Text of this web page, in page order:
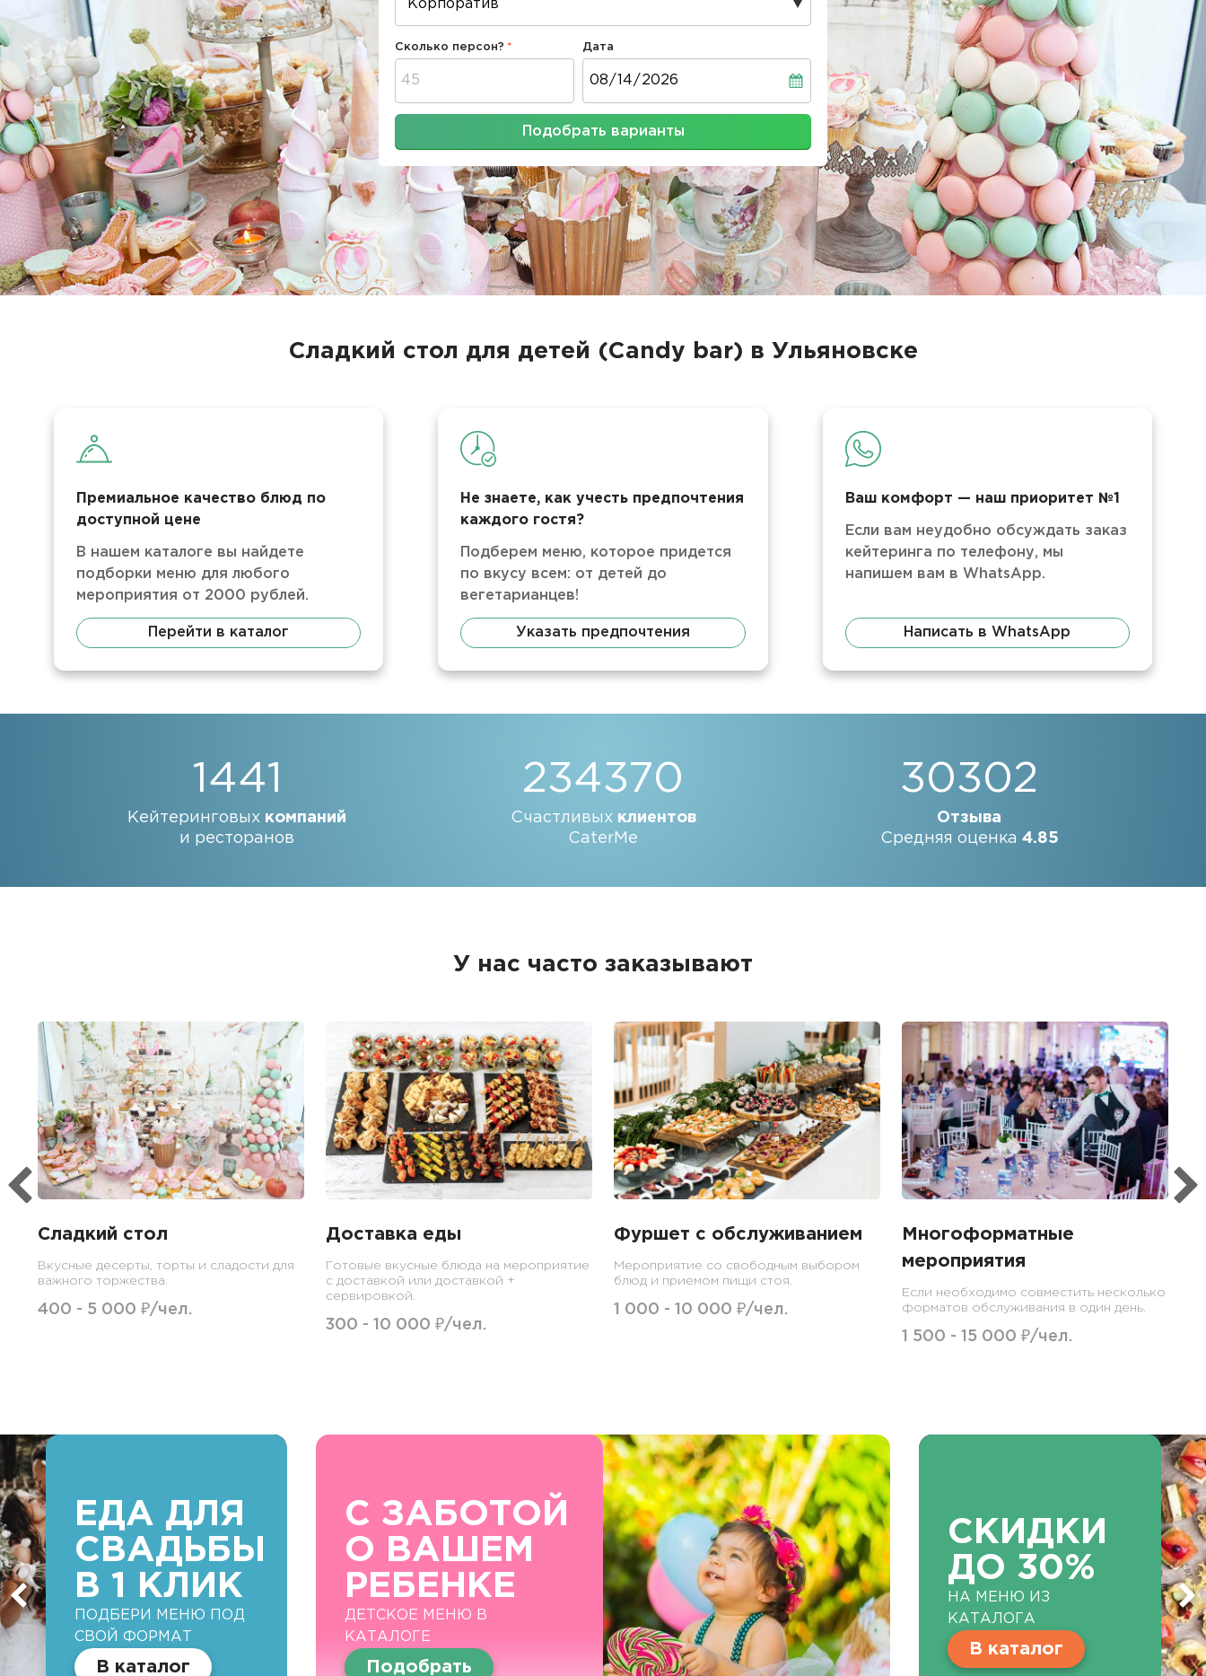
Сколько персон? Дата
Подобрать варианты
Сладкий стол для детей (Candy bar) в Ульяновске
Премиальное качество блюд по
доступной цене
В нашем каталоге вы найдете
подборки меню для любого
мероприятия от 2000 рублей.
Перейти в каталог
Не знаете, как учесть предпочтения
каждого гостя?
Подберем меню, которое придется
по вкусу всем: от детей до
вегетарианцев!
Указать предпочтения
Ваш комфорт — наш приоритет №1
Если вам неудобно обсуждать заказ
кейтеринга по телефону, мы
напишем вам в WhatsApp.
Написать в WhatsApp
1441
Кейтеринговых компаний
и ресторанов
234370
Счастливых клиентов
CaterMe
30302
Отзыва
Средняя оценка 4.85
У нас часто заказывают
Сладкий стол
Вкусные десерты, торты и сладости для
важного торжества.
400 - 5 000 ₽/чел.
Доставка еды
Готовые вкусные блюда на мероприятие
с доставкой или доставкой +
сервировкой.
300 - 10 000 ₽/чел.
Фуршет с обслуживанием
Мероприятие со свободным выбором
блюд и приемом пищи стоя.
1 000 - 10 000 ₽/чел.
Многоформатные
мероприятия
Если необходимо совместить несколько
форматов обслуживания в один день.
1 500 - 15 000 ₽/чел.
ЕДА ДЛЯ
СВАДЬБЫ
В 1 КЛИК
ПОДБЕРИ МЕНЮ ПОД
СВОЙ ФОРМАТ
В каталог
С ЗАБОТОЙ
О ВАШЕМ
РЕБЕНКЕ
ДЕТСКОЕ МЕНЮ В
КАТАЛОГЕ
Подобрать
СКИДКИ
ДО 30%
НА МЕНЮ ИЗ
КАТАЛОГА
В каталог